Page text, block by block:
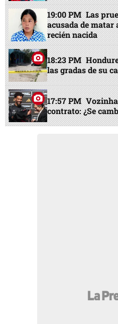
19:00 PM Las
acusada de
recién nacida
18:23 PM
las gradas de su
17:57 PM
contrato: ¿Se